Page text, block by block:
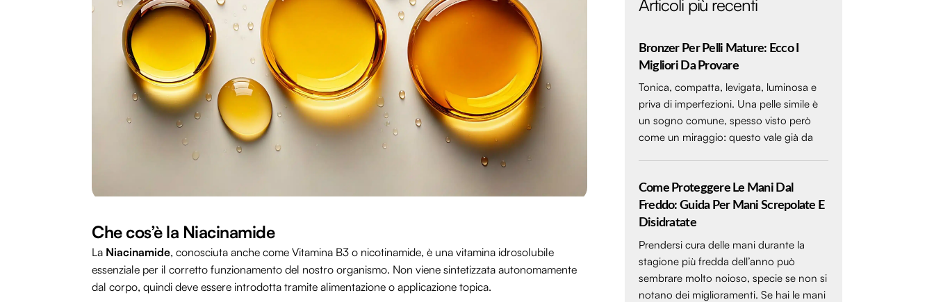
Che cos’è la Niacinamide
La Niacinamide, conosciuta anche come Vitamina B3 o nicotinamide, è una vitamina idrosolubile
essenziale per il corretto funzionamento del nostro organismo. Non viene sintetizzata autonomamente
dal corpo, quindi deve essere introdotta tramite alimentazione o applicazione topica.
Bronzer Per Pelli Mature: Ecco I
Migliori Da Provare
Tonica, compatta, levigata, luminosa e
priva di imperfezioni. Una pelle simile è
un sogno comune, spesso visto però
come un miraggio: questo vale già da
Come Proteggere Le Mani Dal
Freddo: Guida Per Mani Screpolate E
Disidratate
Prendersi cura delle mani durante la
stagione più fredda dell’anno può
sembrare molto noioso, specie se non si
notano dei miglioramenti. Se hai le mani